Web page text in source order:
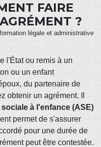
FAIRE
?
légale et administrative
l'État ou remis à un
ou un enfant
du partenaire de
obtenir un agrément. Il
à l'enfance (ASE)
permet de s'assurer
pour une durée de
peut être contestée.